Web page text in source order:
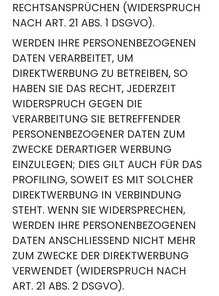
RECHTSANSPRÜCHEN (WIDERSPRUCH
NACH ART. 21 ABS. 1 DSGVO).
WERDEN IHRE PERSONENBEZOGENEN
DATEN VERARBEITET, UM
DIREKTWERBUNG ZU BETREIBEN, SO
HABEN SIE DAS RECHT, JEDERZEIT
WIDERSPRUCH GEGEN DIE
VERARBEITUNG SIE BETREFFENDER
PERSONENBEZOGENER DATEN ZUM
ZWECKE DERARTIGER WERBUNG
EINZULEGEN; DIES GILT AUCH FÜR DAS
PROFILING, SOWEIT ES MIT SOLCHER
DIREKTWERBUNG IN VERBINDUNG
STEHT. WENN SIE WIDERSPRECHEN,
WERDEN IHRE PERSONENBEZOGENEN
DATEN ANSCHLIESSEND NICHT MEHR
ZUM ZWECKE DER DIREKTWERBUNG
VERWENDET (WIDERSPRUCH NACH
ART. 21 ABS. 2 DSGVO).